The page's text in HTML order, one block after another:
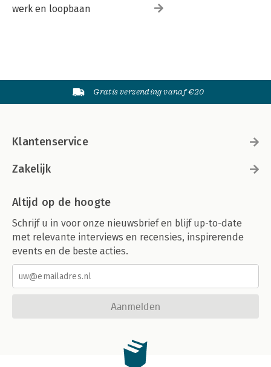
werk en loopbaan
Gratis verzending vanaf €20
Klantenservice
Zakelijk
Altijd op de hoogte
Schrijf u in voor onze nieuwsbrief en blijf up-to-date
met relevante interviews en recensies, inspirerende
events en de beste acties.
Aanmelden